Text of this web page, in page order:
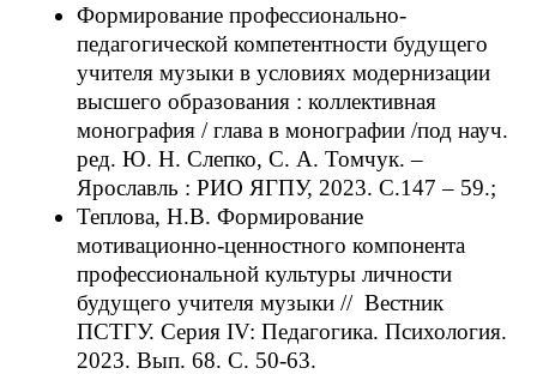
Формирование профессионально-
педагогической компетентности будущего
учителя музыки в условиях модернизации
высшего образования : коллективная
монография / глава в монографии /под науч.
ред. Ю. Н. Слепко, С. А. Томчук. –
Ярославль : РИО ЯГПУ, 2023. С.147 – 59.;
Теплова, Н.В. Формирование
мотивационно-ценностного компонента
профессиональной культуры личности
будущего учителя музыки // Вестник
ПСТГУ. Серия IV: Педагогика. Психология.
2023. Вып. 68. С. 50-63.